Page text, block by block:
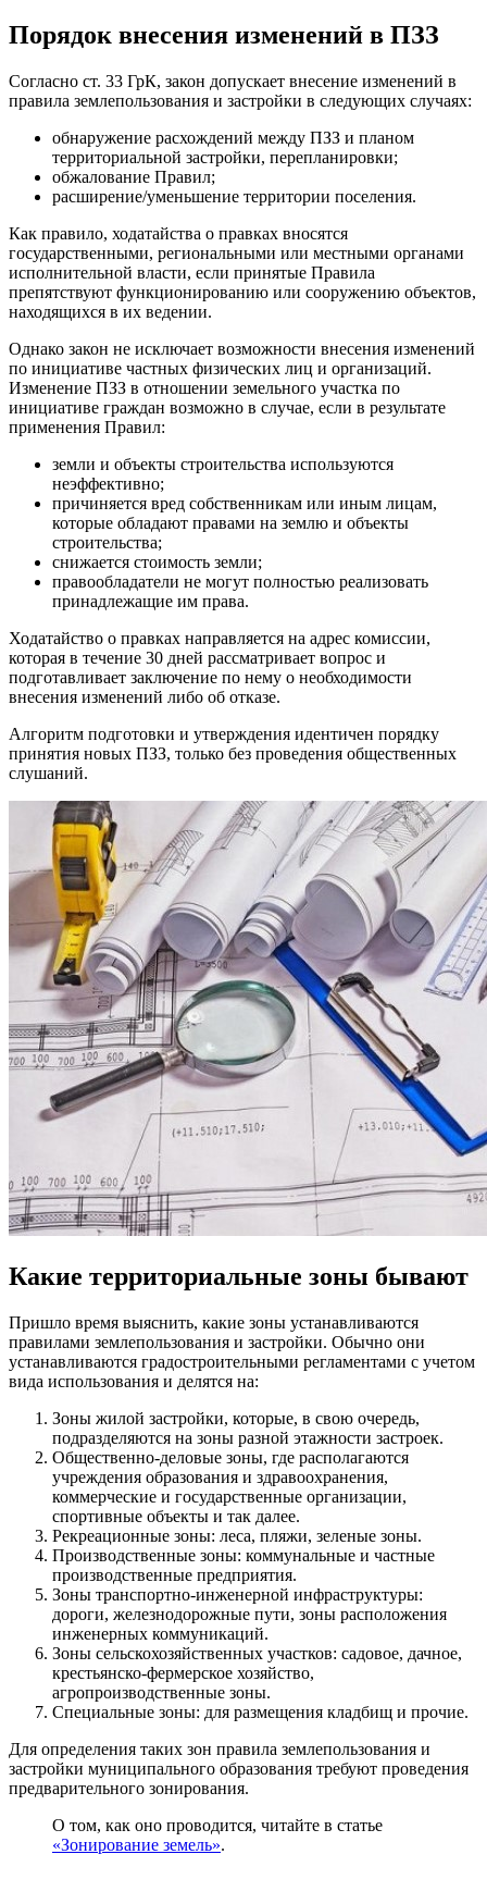
Порядок внесения изменений в ПЗЗ
Согласно ст. 33 ГрК, закон допускает внесение изменений в
правила землепользования и застройки в следующих случаях:
обнаружение расхождений между ПЗЗ и планом
территориальной застройки, перепланировки;
обжалование Правил;
расширение/уменьшение территории поселения.
Как правило, ходатайства о правках вносятся
государственными, региональными или местными органами
исполнительной власти, если принятые Правила
препятствуют функционированию или сооружению объектов,
находящихся в их ведении.
Однако закон не исключает возможности внесения изменений
по инициативе частных физических лиц и организаций.
Изменение ПЗЗ в отношении земельного участка по
инициативе граждан возможно в случае, если в результате
применения Правил:
земли и объекты строительства используются
неэффективно;
причиняется вред собственникам или иным лицам,
которые обладают правами на землю и объекты
строительства;
снижается стоимость земли;
правообладатели не могут полностью реализовать
принадлежащие им права.
Ходатайство о правках направляется на адрес комиссии,
которая в течение 30 дней рассматривает вопрос и
подготавливает заключение по нему о необходимости
внесения изменений либо об отказе.
Алгоритм подготовки и утверждения идентичен порядку
принятия новых ПЗЗ, только без проведения общественных
слушаний.
Какие территориальные зоны бывают
Пришло время выяснить, какие зоны устанавливаются
правилами землепользования и застройки. Обычно они
устанавливаются градостроительными регламентами с учетом
вида использования и делятся на:
Зоны жилой застройки, которые, в свою очередь,
подразделяются на зоны разной этажности застроек.
Общественно-деловые зоны, где располагаются
учреждения образования и здравоохранения,
коммерческие и государственные организации,
спортивные объекты и так далее.
Рекреационные зоны: леса, пляжи, зеленые зоны.
Производственные зоны: коммунальные и частные
производственные предприятия.
Зоны транспортно-инженерной инфраструктуры:
дороги, железнодорожные пути, зоны расположения
инженерных коммуникаций.
Зоны сельскохозяйственных участков: садовое, дачное,
крестьянско-фермерское хозяйство,
агропроизводственные зоны.
Специальные зоны: для размещения кладбищ и прочие.
Для определения таких зон правила землепользования и
застройки муниципального образования требуют проведения
предварительного зонирования.
О том, как оно проводится, читайте в статье
«Зонирование земель».